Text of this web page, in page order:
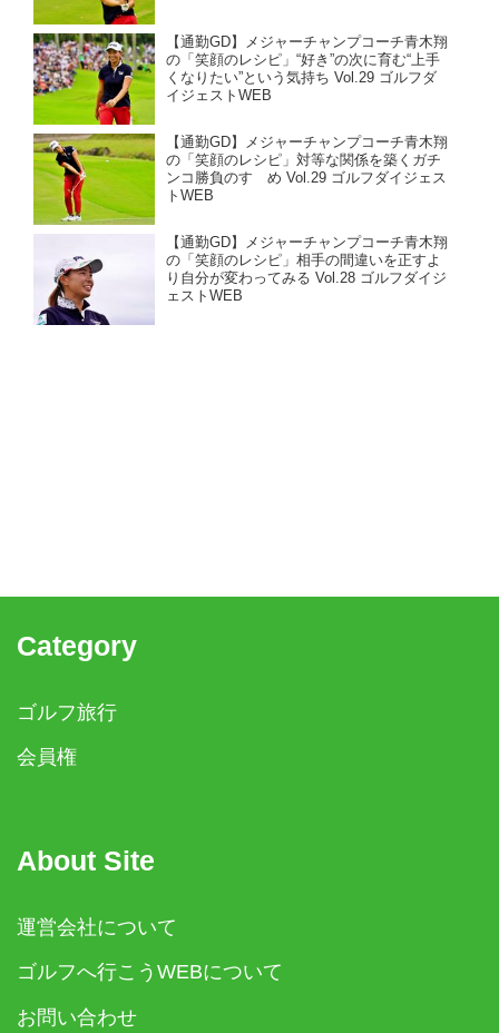
【通勤GD】メジャーチャンプコーチ青木翔
の「笑顔のレシピ」“好き”の次に育む“上手
くなりたい”という気持ち Vol.29 ゴルフダ
イジェストWEB
【通勤GD】メジャーチャンプコーチ青木翔
の「笑顔のレシピ」対等な関係を築くガチ
ンコ勝負のすゝめ Vol.29 ゴルフダイジェス
トWEB
【通勤GD】メジャーチャンプコーチ青木翔
の「笑顔のレシピ」相手の間違いを正すよ
り自分が変わってみる Vol.28 ゴルフダイジ
ェストWEB
Category
ゴルフ旅行
会員権
About Site
運営会社について
ゴルフへ行こうWEBについて
お問い合わせ